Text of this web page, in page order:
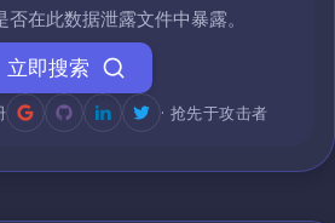
在此数据泄露文件中暴露。
立即搜索
· 抢先于攻击者